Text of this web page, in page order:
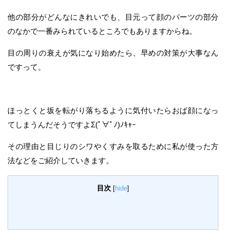
他の部分がどんなにきれいでも、目元って顔のパーツの部分
のなかで一番みられているところでもありますからね。
目の周りの衰えが気になり始めたら、早めの対策が大事なん
ですって。
ほっとくと坂を転がり落ちるように気付いたらおば顔になっ
てしまうんだそうですよΣ(ﾟ∀ﾟﾉ)ﾉｷｬｰ
その理由と目じりのシワやくすみを取るために私が使った方
法などをご紹介していきます。
目次 [hide]